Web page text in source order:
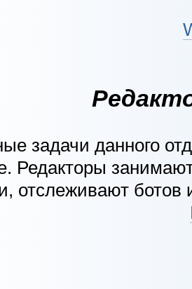
задачи данного
Редакторы
отслеживают ботов